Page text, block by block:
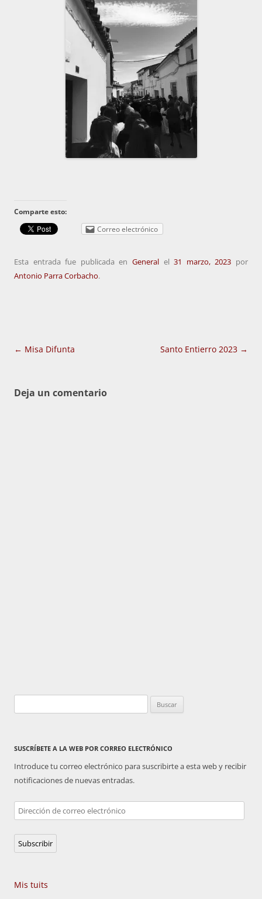
Comparte esto:
Correo electrónico
Esta entrada fue publicada en General el31 marzo, 2023 por
Antonio Parra Corbacho.
Navegación
← Misa Difunta Santo Entierro 2023 →
Deja un comentario
SUSCRÍBETE A LA WEB POR CORREO ELECTRÓNICO
Introduce tu correo electrónico para suscribirte a esta web y recibir
notificaciones de nuevas entradas.
Dirección
de
correo
electrónico
Subscribir
Mis tuits